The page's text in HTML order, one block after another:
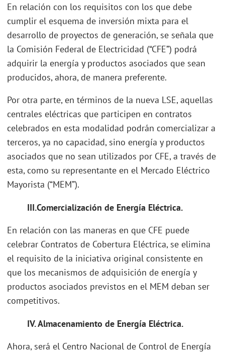
En relación con los requisitos con los que debe
cumplir el esquema de inversión mixta para el
desarrollo de proyectos de generación, se señala que
la Comisión Federal de Electricidad (“CFE”) podrá
adquirir la energía y productos asociados que sean
producidos, ahora, de manera preferente.
Por otra parte, en términos de la nueva LSE, aquellas
centrales eléctricas que participen en contratos
celebrados en esta modalidad podrán comercializar a
terceros, ya no capacidad, sino energía y productos
asociados que no sean utilizados por CFE, a través de
esta, como su representante en el Mercado Eléctrico
Mayorista (“MEM”).
III.Comercialización de Energía Eléctrica.
En relación con las maneras en que CFE puede
celebrar Contratos de Cobertura Eléctrica, se elimina
el requisito de la iniciativa original consistente en
que los mecanismos de adquisición de energía y
productos asociados previstos en el MEM deban ser
competitivos.
IV. Almacenamiento de Energía Eléctrica.
Ahora, será el Centro Nacional de Control de Energía